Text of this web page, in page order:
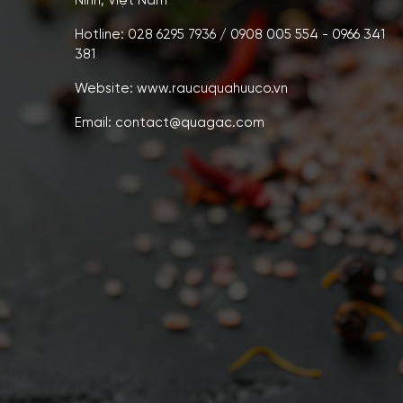
Hotline: 028 6295 7936 / 0908 005 554 - 0966 341
381
Website: www.raucuquahuuco.vn
Email: contact@quagac.com